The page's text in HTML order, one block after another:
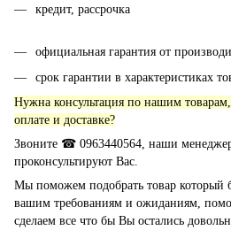
кредит, рассрочка
официальная гарантия от
срок гарантии в характеристиках
Нужна консультация по нашим
оплате и доставке?
Звоните ☎ 0963440564, наши
проконсультируют Вас.
Мы поможем подобрать товар который
вашим требованиям и ожиданиям,
сделаем все что бы Вы остались